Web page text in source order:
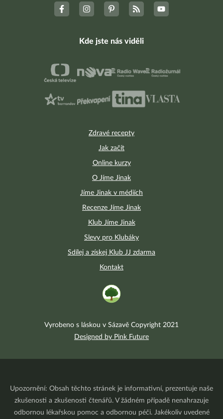
Zdravé recepty
Jak začít
Online kurzy
O Jíme Jinak
Jíme Jinak v médiích
Recenze Jíme Jinak
Klub Jíme Jinak
Slevy pro Klubáky
Sdílej a získej Klub JJ zdarma
Kontakt
Kde jste nás viděli
Vyrobeno s láskou v Sázavě Copyright 2021
Designed by Pink Future
Upozornění: Obsah těchto stránek je informativní, prezentuje naše
zkušenosti a zkušenosti čtenářů. V žádném případě nenahrazuje
odbornou lékařskou pomoc a odbornou péči. Jakékoliv uvedené